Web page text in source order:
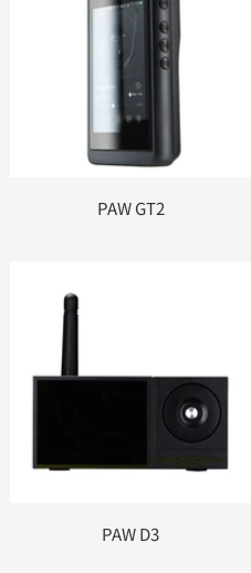
PAW GT2
PAW D3